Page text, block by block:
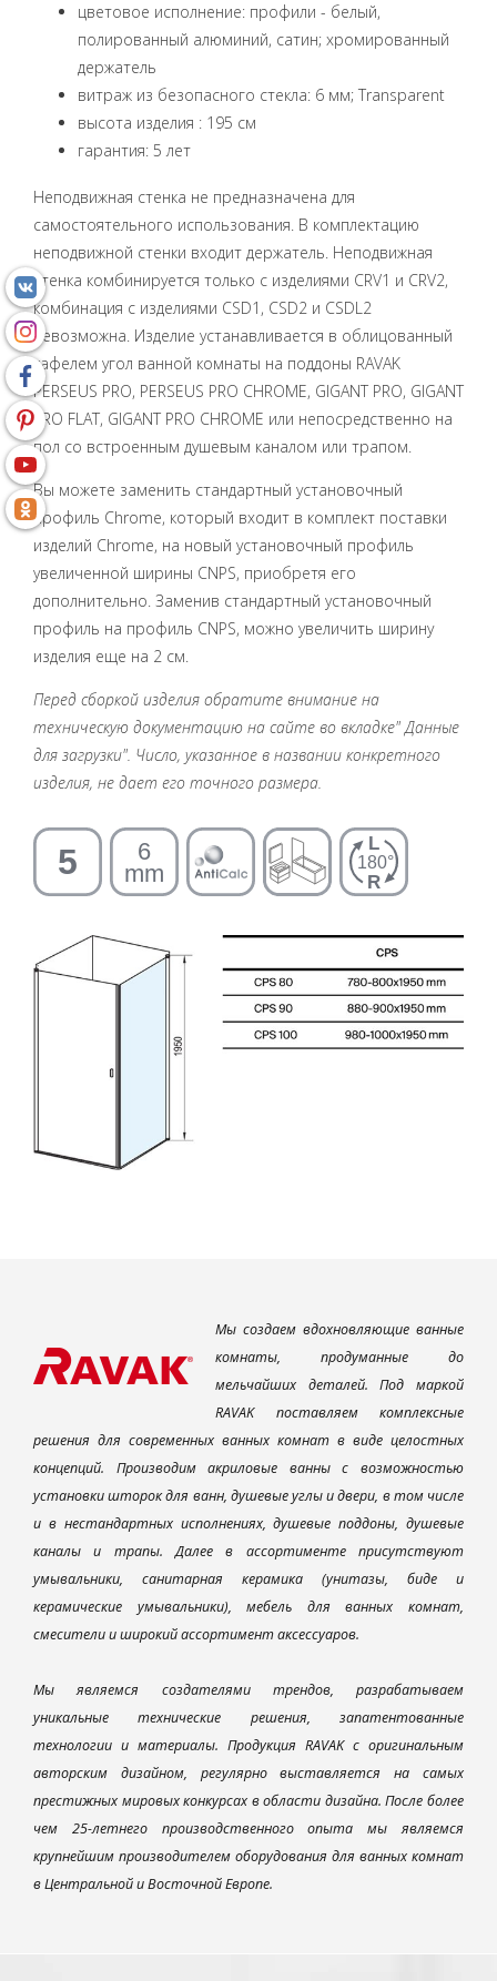
цветовое исполнение: профили - белый,
полированный алюминий, сатин; хромированный
держатель
витраж из безопасного стекла: 6 мм; Transparent
высота изделия : 195 см
гарантия: 5 лет
Неподвижная стенка не предназначена для
самостоятельного использования. В комплектацию
неподвижной стенки входит держатель. Неподвижная
стенка комбинируется только с изделиями CRV1 и CRV2,
комбинация с изделиями CSD1, CSD2 и CSDL2
невозможна. Изделие устанавливается в облицованный
кафелем угол ванной комнаты на поддоны RAVAK
PERSEUS PRO, PERSEUS PRO CHROME, GIGANT PRO, GIGANT
PRO FLAT, GIGANT PRO CHROME или непосредственно на
пол со встроенным душевым каналом или трапом.
Вы можете заменить стандартный установочный
профиль Chrome, который входит в комплект поставки
изделий Chrome, на новый установочный профиль
увеличенной ширины CNPS, приобретя его
дополнительно. Заменив стандартный установочный
профиль на профиль CNPS, можно увеличить ширину
изделия еще на 2 см.
Перед сборкой изделия обратите внимание на
техническую документацию на сайте во вкладке" Данные
для загрузки". Число, указанное в названии конкретного
изделия, не дает его точного размера.
Мы создаем вдохновляющие ванные
комнаты, продуманные до
мельчайших деталей. Под маркой
RAVAK поставляем комплексные
решения для современных ванных комнат в виде целостных
концепций. Производим акриловые ванны с возможностью
установки шторок для ванн, душевые углы и двери, в том числе
и в нестандартных исполнениях, душевые поддоны, душевые
каналы и трапы. Далее в ассортименте присутствуют
умывальники, санитарная керамика (унитазы, биде и
керамические умывальники), мебель для ванных комнат,
смесители и широкий ассортимент аксессуаров.
Мы являемся создателями трендов, разрабатываем
уникальные технические решения, запатентованные
технологии и материалы. Продукция RAVAK с оригинальным
авторским дизайном, регулярно выставляется на самых
престижных мировых конкурсах в области дизайна. После более
чем 25-летнего производственного опыта мы являемся
крупнейшим производителем оборудования для ванных комнат
в Центральной и Восточной Европе.